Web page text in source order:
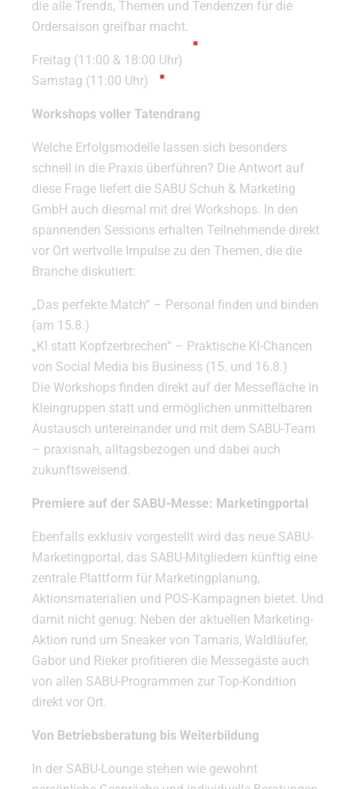
die alle Trends, Themen und Tendenzen für die
Ordersaison greifbar macht.
Freitag (11:00 & 18:00 Uhr)
Samstag (11:00 Uhr)
Workshops voller Tatendrang
Welche Erfolgsmodelle lassen sich besonders
schnell in die Praxis überführen? Die Antwort auf
diese Frage liefert die SABU Schuh & Marketing
GmbH auch diesmal mit drei Workshops. In den
spannenden Sessions erhalten Teilnehmende direkt
vor Ort wertvolle Impulse zu den Themen, die die
Branche diskutiert:
„Das perfekte Match“ – Personal finden und binden
(am 15.8.)
„KI statt Kopfzerbrechen“ – Praktische KI-Chancen
von Social Media bis Business (15. und 16.8.)
Die Workshops finden direkt auf der Messefläche in
Kleingruppen statt und ermöglichen unmittelbaren
Austausch untereinander und mit dem SABU-Team
– praxisnah, alltagsbezogen und dabei auch
zukunftsweisend.
Premiere auf der SABU-Messe: Marketingportal
Ebenfalls exklusiv vorgestellt wird das neue SABU-
Marketingportal, das SABU-Mitgliedern künftig eine
zentrale Plattform für Marketingplanung,
Aktionsmaterialien und POS-Kampagnen bietet. Und
damit nicht genug: Neben der aktuellen Marketing-
Aktion rund um Sneaker von Tamaris, Waldläufer,
Gabor und Rieker profitieren die Messegäste auch
von allen SABU-Programmen zur Top-Kondition
direkt vor Ort.
Von Betriebsberatung bis Weiterbildung
In der SABU-Lounge stehen wie gewohnt